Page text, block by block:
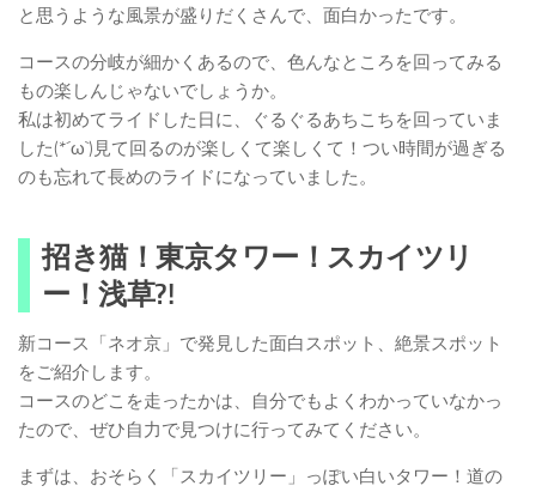
と思うような風景が盛りだくさんで、面白かったです。
コースの分岐が細かくあるので、色んなところを回ってみる
もの楽しんじゃないでしょうか。
私は初めてライドした日に、ぐるぐるあちこちを回っていま
した(*´ω`)見て回るのが楽しくて楽しくて！つい時間が過ぎる
のも忘れて長めのライドになっていました。
招き猫！東京タワー！スカイツリ
ー！浅草?!
新コース「ネオ京」で発見した面白スポット、絶景スポット
をご紹介します。
コースのどこを走ったかは、自分でもよくわかっていなかっ
たので、ぜひ自力で見つけに行ってみてください。
まずは、おそらく「スカイツリー」っぽい白いタワー！道の